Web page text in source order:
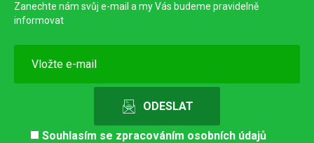
Zanechte nám svůj e-mail a my Vás budeme pravidelně
informovat
Souhlasím se zpracováním osobních údajů